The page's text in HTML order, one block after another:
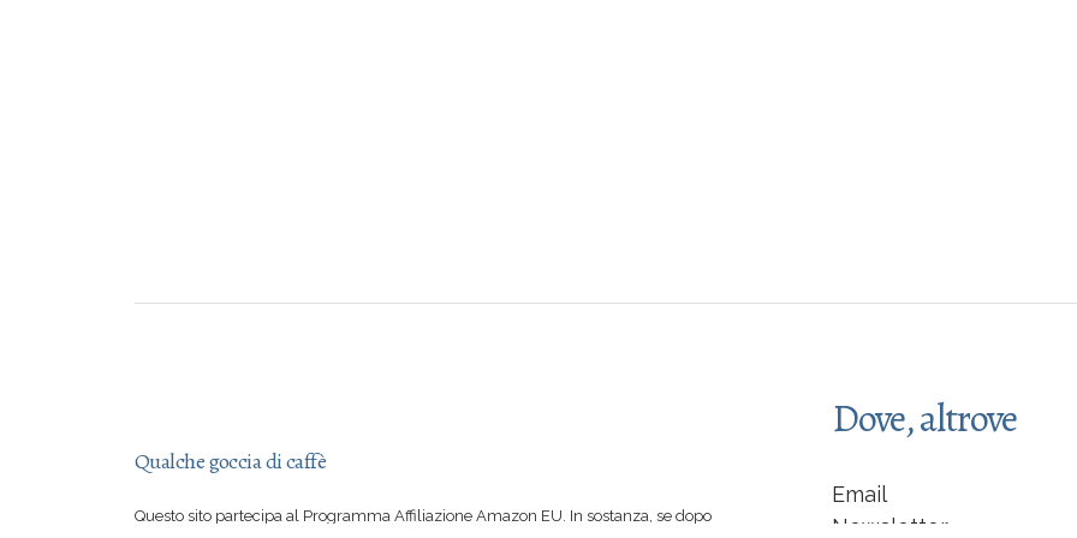
Qualche goccia di caffè
Questo sito partecipa al Programma Affiliazione Amazon EU. In sostanza, se dopo
Dove, altrove
Email
Newsletter